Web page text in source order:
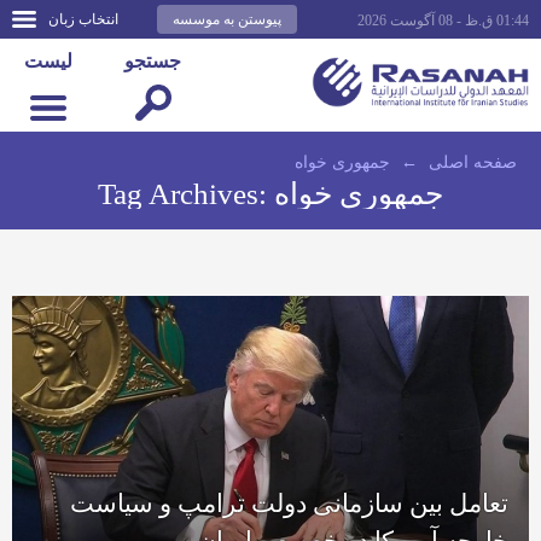
انتخاب زبان پیوستن به موسسه 01:44 ق.ظ - 08 آگوست 2026
لیست جستجو
صفحه اصلى ← جمهوری خواه
Tag Archives: جمهوری خواه
تعامل بین سازمانی دولت ترامپ و سیاست